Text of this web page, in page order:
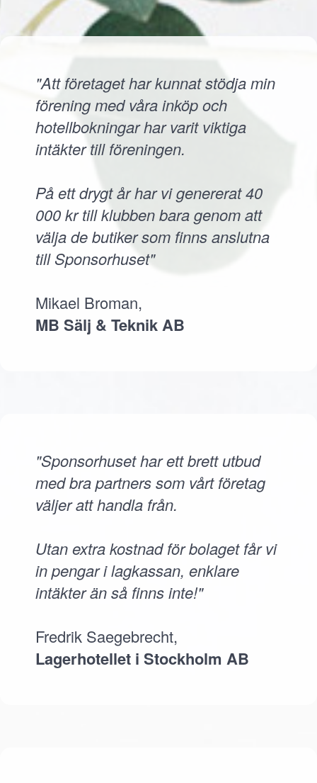
"Att företaget har kunnat stödja min
förening med våra inköp och
hotellbokningar har varit viktiga
intäkter till föreningen.
På ett drygt år har vi genererat 40
000 kr till klubben bara genom att
välja de butiker som finns anslutna
till Sponsorhuset"
Mikael Broman,
MB Sälj & Teknik AB
"Sponsorhuset har ett brett utbud
med bra partners som vårt företag
väljer att handla från.
Utan extra kostnad för bolaget får vi
in pengar i lagkassan, enklare
intäkter än så finns inte!"
Fredrik Saegebrecht,
Lagerhotellet i Stockholm AB